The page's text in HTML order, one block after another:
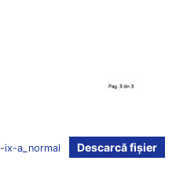
ix-a_normal Descarcă fișier